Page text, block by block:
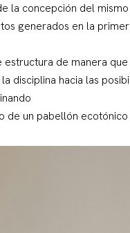
la concepción del
generados en la
de manera
disciplina hacia las
de un pabellón